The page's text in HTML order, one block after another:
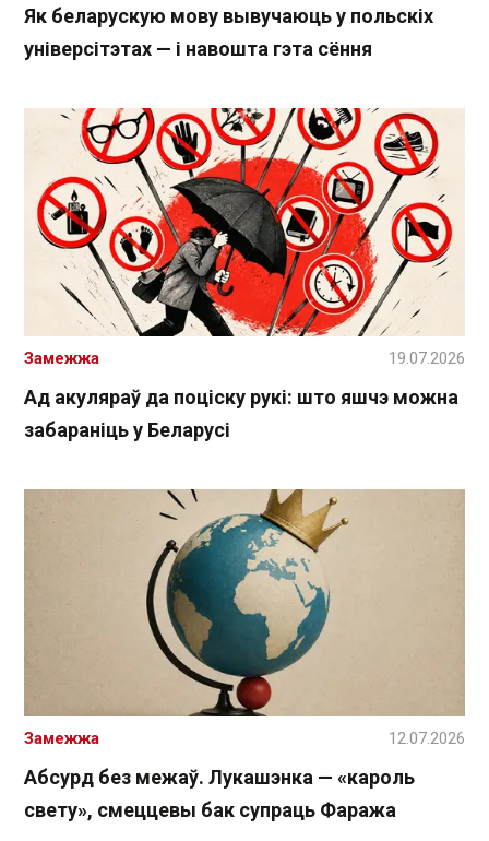
Як беларускую мову вывучаюць у польскіх
універсітэтах — і навошта гэта сёння
Ад акуляраў да поціску рукі: што яшчэ можна
забараніць у Беларусі
Замежжа 19.07.2026
Абсурд без межаў. Лукашэнка — «кароль
свету», смеццевы бак супраць Фаража
Замежжа 12.07.2026